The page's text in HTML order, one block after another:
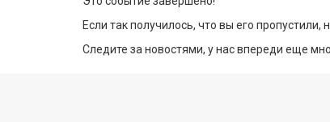
Если так получилось, что вы его
Следите за новостями, у нас впереди еще